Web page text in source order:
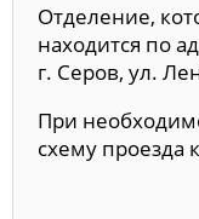
Отделение,
находится по
г. Серов, ул.
При
схему проезда